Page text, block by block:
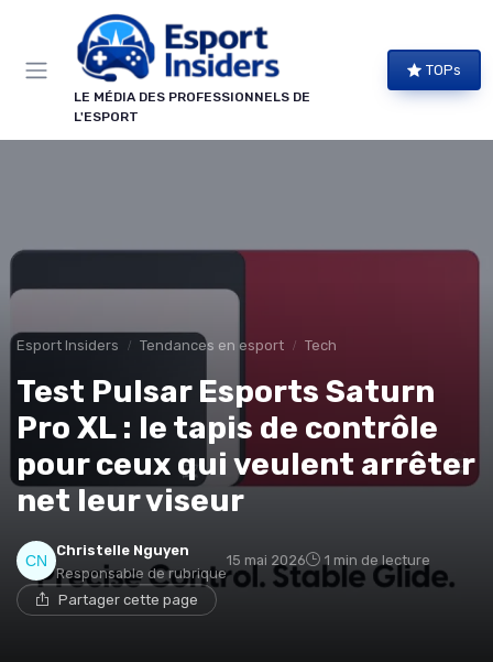
LE MÉDIA DES PROFESSIONNELS DE
L'ESPORT
TOPs
Esport Insiders Tendances en esport Tech
Test Pulsar Esports Saturn
Pro XL : le tapis de contrôle
pour ceux qui veulent arrêter
net leur viseur
Christelle Nguyen
Responsable de rubrique
15 mai 2026 1 min de lecture
Partager cette page
Panneau de gestion des cookies